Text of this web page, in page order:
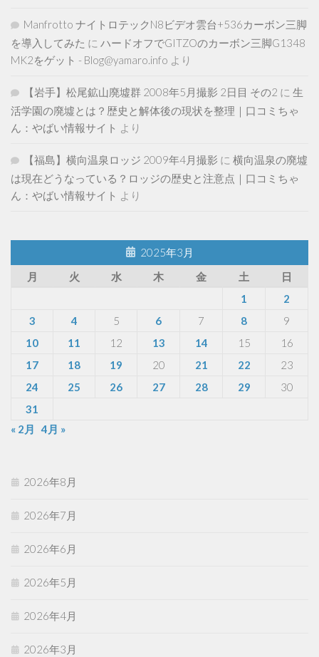
Manfrotto ナイトロテックN8ビデオ雲台+536カーボン三脚
を導入してみた に ハードオフでGITZOのカーボン三脚G1348
MK2をゲット - Blog@yamaro.info より
【岩手】松尾鉱山廃墟群 2008年5月撮影 2日目 その2 に 生
活学園の廃墟とは？歴史と解体後の現状を整理｜口コミちゃ
ん：やばい情報サイト より
【福島】横向温泉ロッジ 2009年4月撮影 に 横向温泉の廃墟
は現在どうなっている？ロッジの歴史と注意点｜口コミちゃ
ん：やばい情報サイト より
2025年3月
月
火 水 木 金 土
日
1
2
3
4 5 6 7 8
9
10
11 12 13 14 15
16
17
18 19 20 21 22
23
24
25 26 27 28 29
30
31
« 2月
4月 »
2026年8月
2026年7月
2026年6月
2026年5月
2026年4月
2026年3月